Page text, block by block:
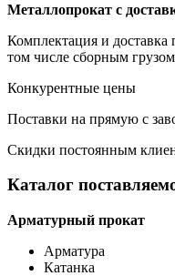
Металлопрокат с
Комплектация и
том числе сборным грузом
Конкурентные цены
Поставки на прямую с
Скидки постоянным
Каталог
Арматурный прокат
Арматура
Катанка